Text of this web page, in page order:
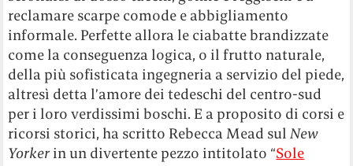
reclamare scarpe comode e abbigliamento
informale. Perfette allora le ciabatte brandizzate
come la conseguenza logica, o il frutto naturale,
della più sofisticata ingegneria a servizio del piede,
altresì detta l’amore dei tedeschi del centro-sud
per i loro verdissimi boschi. E a proposito di corsi e
ricorsi storici, ha scritto Rebecca Mead sulNew
Yorker in un divertente pezzo intitolato “Sole